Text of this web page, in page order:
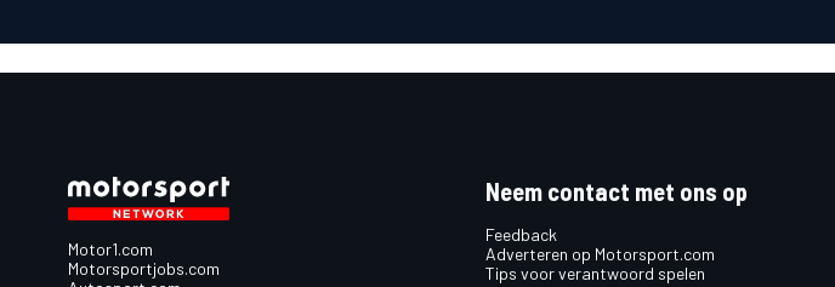
Motor1.com
Motorsportjobs.com
Neem contact met ons op
Feedback
Adverteren op Motorsport.com
Tips voor verantwoord spelen